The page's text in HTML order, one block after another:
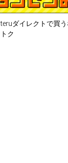
ダイレクトで買
ク